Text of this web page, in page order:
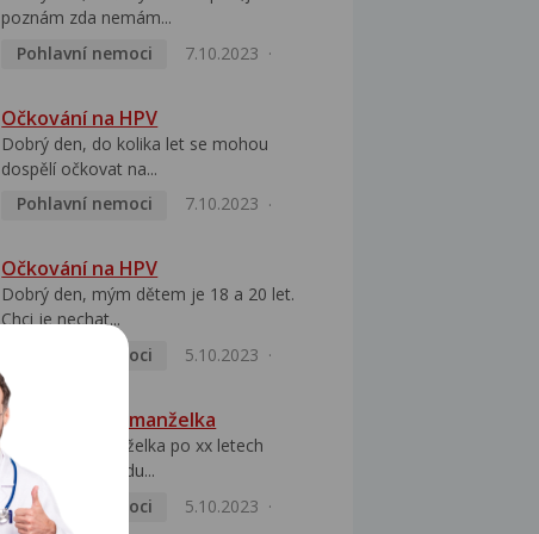
poznám zda nemám...
Pohlavní nemoci
7.10.2023
Očkování na HPV
Dobrý den, do kolika let se mohou
dospělí očkovat na...
Pohlavní nemoci
7.10.2023
Očkování na HPV
Dobrý den, mým dětem je 18 a 20 let.
Chci je nechat...
Pohlavní nemoci
5.10.2023
HPV pozitivní manželka
Dobrý den, manželka po xx letech
přivezla z Východu...
Pohlavní nemoci
5.10.2023